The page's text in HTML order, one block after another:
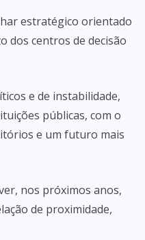
estratégico orientado
dos centros de decisão
e de instabilidade,
públicas, com o
e um futuro mais
nos próximos anos,
de proximidade,